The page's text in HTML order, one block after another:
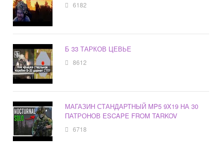
6182
Б 33 ТАРКОВ ЦЕВЬЕ
8612
МАГАЗИН СТАНДАРТНЫЙ MP5 9X19 НА 30
ПАТРОНОВ ESCAPE FROM TARKOV
6718